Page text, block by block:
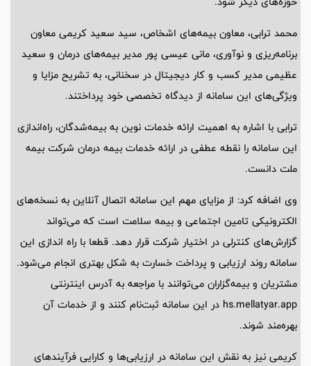
محمد ترابی، معاون بیمه‌های اشخاص، سید سعید کریمی معاون
برنامه‌ریزی و نوآوری، مانی عیسی پور مدیر بیمه‌های درمان و سعید
عظیمی مدیر کسب و کار دیجیتال در سخنانی، به تشریح مزایا و
ویژگی‌های این سامانه از دیدگاه تخصصی خود پرداختند.
ترابی با اشاره به اهمیت ارائه خدمات نوین به بیمه‌شدگان، راه‌اندازی
این سامانه را نقطه عطفی در ارائه خدمات بیمه درمان شرکت بیمه
ملت دانست.
وی اضافه کرد: از مزایای مهم این سامانه اتصال آنلاین به نسخه‌های
الکترونیکی تامین اجتماعی و بیمه سلامت است که می‌تواند
گزارش‌های کنترلی در اختیار شرکت قرار دهد. قطعا با راه اندازی این
سامانه روند ارزیابی و پرداخت خسارت به شکل بهتری انجام می‌شود.
مشتریان و بیمه‌گزاران می‌توانند با مراجعه به آدرس اینترنتی
hs.mellatyar.app در این سامانه ثبت‌نام کنند و از خدمات آن
بهره‌مند شوند.
کریمی نیز به نقش این سامانه در ارزیابی‌ها و کارایی فرآیندهای